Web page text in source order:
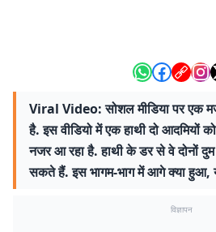
Viral Video: सोशल मीडिया पर एक
है. इस वीडियो में एक हाथी दो
नजर आ रहा है. हाथी के डर से वे दोनों
सकते हैं. इस भागम-भाग में आगे क्या हुआ,
विज्ञापन